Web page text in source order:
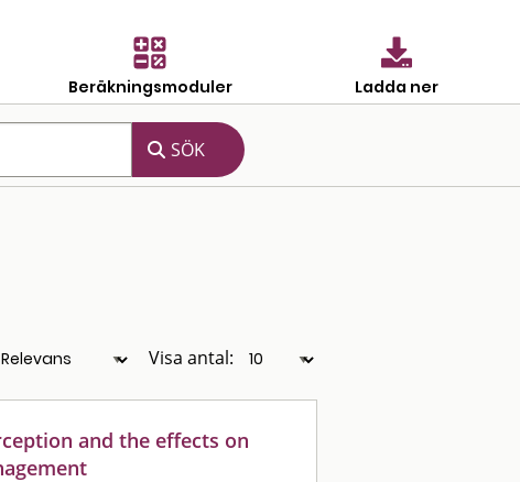
Beräkningsmoduler Ladda ner
Visa antal:
and the effects on